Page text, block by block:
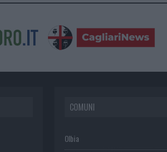
COMUNI
Olbia